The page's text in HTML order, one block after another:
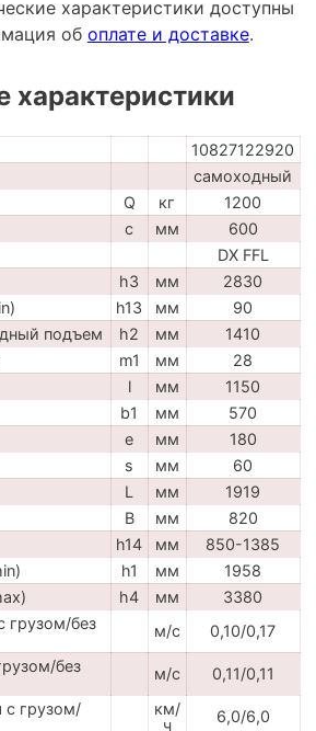
характеристики доступны
об оплате и доставке.
характеристики
10827122920
самоходный
Q кг
1200
c мм
600
DX FFL
h3 мм
2830
h13 мм
90
подъем
h2 мм
1410
m1 мм
28
l мм
1150
b1 мм
570
e мм
180
s мм
60
L мм
1919
B мм
820
h14 мм
850-1385
h1 мм
1958
h4 мм
3380
грузом/без
м/с
0,10/0,17
без
м/с
0,11/0,11
с грузом/
км/
ч
6,0/6,0